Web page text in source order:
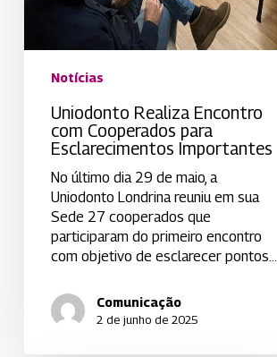
Notícias
Uniodonto Realiza Encontro
com Cooperados para
Esclarecimentos Importantes
No último dia 29 de maio, a
Uniodonto Londrina reuniu em sua
Sede 27 cooperados que
participaram do primeiro encontro
com objetivo de esclarecer pontos…
Comunicação
2 de junho de 2025